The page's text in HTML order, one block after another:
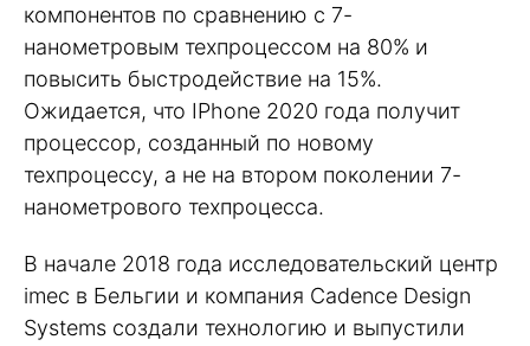
компонентов по сравнению с 7-
нанометровым техпроцессом на 80% и
повысить быстродействие на 15%.
Ожидается, что IPhone 2020 года получит
процессор, созданный по новому
техпроцессу, а не на втором поколении 7-
нанометрового техпроцесса.
В начале 2018 года исследовательский центр
imec в Бельгии и компания Cadence Design
Systems создали технологию и выпустили